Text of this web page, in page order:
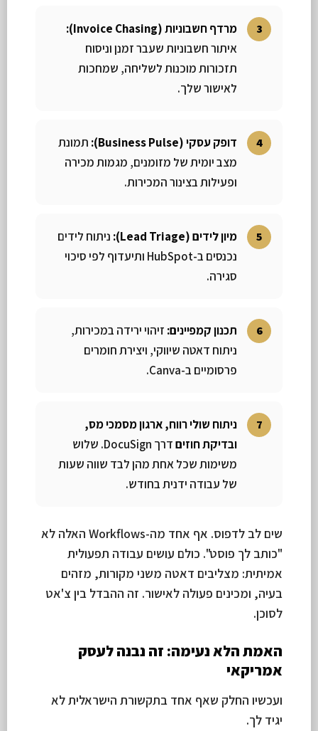
מרדף חשבוניות (Invoice Chasing):
איתור חשבוניות שעבר זמנן וניסוח
תזכורות מוכנות לשליחה, שמחכות
לאישור שלך.
דופק עסקי (Business Pulse):
תמונת
מצב יומית של מזומנים, מגמות מכירה
ופעילות בצינור המכירות.
מיון לידים (Lead Triage):
ניתוח לידים
נכנסים ב-HubSpot ותיעדוף לפי סיכוי
סגירה.
תכנון קמפיינים: זיהוי ירידה במכירות,
ניתוח דאטה שיווקי, ויצירת חומרים
פרסומיים ב-Canva.
ניתוח שולי רווח, ארגון מסמכי מס,
ובדיקת חוזים
דרך DocuSign. שלוש
משימות שכל אחת מהן לבד שווה שעות
של עבודה ידנית בחודש.
שים לב לדפוס. אף אחד מה-Workflows האלה לא
"כותב לך פוסט". כולם עושים עבודה תפעולית
אמיתית: מצליבים דאטה משני מקורות, מזהים
בעיה, ומכינים פעולה לאישור. זה ההבדל בין צ'אט
לסוכן.
האמת הלא נעימה: זה נבנה לעסק
אמריקאי
ועכשיו החלק שאף אחד בתקשורת הישראלית לא
יגיד לך.